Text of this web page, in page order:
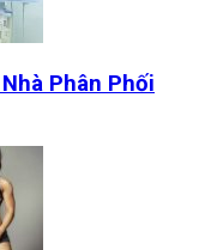
Phân Phối